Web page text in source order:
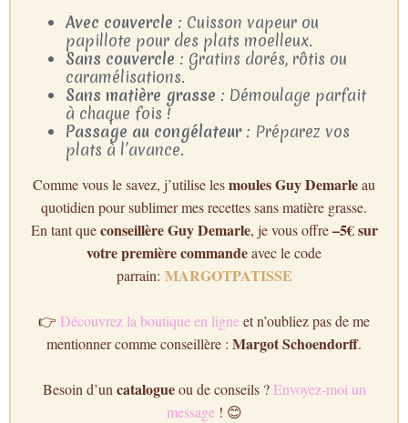
Avec couvercle : Cuisson vapeur ou
papillote pour des plats moelleux.
Sans couvercle : Gratins dorés, rôtis ou
caramélisations.
Sans matière grasse : Démoulage parfait
à chaque fois !
Passage au congélateur: Préparez vos
plats à l’avance.
Comme vous le savez, j’utilise lesmoules Guy Demarleau
quotidien pour sublimer mes recettes sans matière grasse.
En tant queconseillère Guy Demarle, je vous offre–5€ sur
votre première commandeavec le code
parrain: MARGOTPATISSE
👉 Découvrez la boutique en ligneet n’oubliez pas de me
mentionner comme conseillère : Margot Schoendorff.
Besoin d’un catalogueou de conseils ?Envoyez-moi un
message! 😊